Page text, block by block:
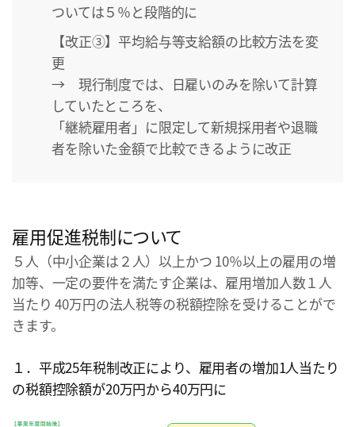
ついては５％と段階的に
【改正③】平均給与等支給額の比較方法を変
更
→ 現行制度では、日雇いのみを除いて計算
していたところを、
「継続雇用者」に限定して新規採用者や退職
者を除いた金額で比較できるように改正
雇用促進税制について
５人（中小企業は２人）以上かつ 10％以上の雇用の増
加等、一定の要件を満たす企業は、雇用増加人数１人
当たり 40万円の法人税等の税額控除を受けることがで
きます。
１．平成25年税制改正により、雇用者の増加1人当たり
の税額控除額が20万円から40万円に